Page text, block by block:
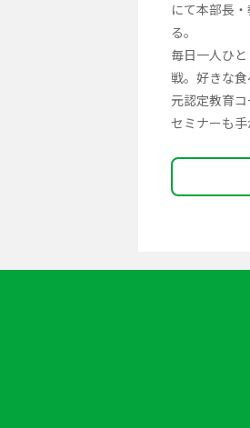
にて本部長
る。
毎日一人ひ
戦。好きな食
元認定教育
セミナーも手